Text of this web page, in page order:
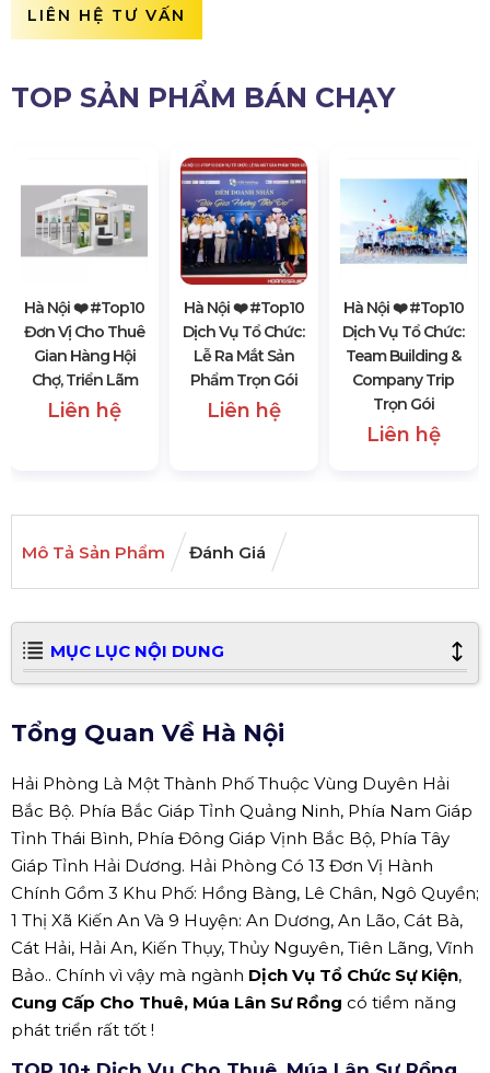
LIÊN HỆ TƯ VẤN
TOP SẢN PHẨM BÁN CHẠY
Hà Nội ❤️️ #top10
Đơn Vị Cho Thuê
Gian Hàng Hội
Chợ, Triển Lãm
Liên hệ
Hà Nội ❤️️ #top10
Dịch Vụ Tổ Chức:
Lễ Ra Mắt Sản
Phẩm Trọn Gói
Liên hệ
Hà Nội ❤️️ #top10
Dịch Vụ Tổ Chức:
Team Building &
Company Trip
Trọn Gói
Liên hệ
Mô Tả Sản Phẩm Đánh Giá
MỤC LỤC NỘI DUNG
Tổng Quan Về Hà Nội
Hải Phòng Là Một Thành Phố Thuộc Vùng Duyên Hải
Bắc Bộ. Phía Bắc Giáp Tỉnh Quảng Ninh, Phía Nam Giáp
Tỉnh Thái Bình, Phía Đông Giáp Vịnh Bắc Bộ, Phía Tây
Giáp Tỉnh Hải Dương. Hải Phòng Có 13 Đơn Vị Hành
Chính Gồm 3 Khu Phố: Hồng Bàng, Lê Chân, Ngô Quyền;
1 Thị Xã Kiến An Và 9 Huyện: An Dương, An Lão, Cát Bà,
Cát Hải, Hải An, Kiến Thụy, Thủy Nguyên, Tiên Lãng, Vĩnh
Bảo.. Chính vì vậy mà ngành Dịch Vụ Tổ Chức Sự Kiện,
Cung Cấp Cho Thuê, Múa Lân Sư Rồng có tiềm năng
phát triển rất tốt !